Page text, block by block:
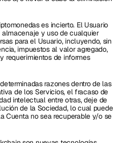
es incierto. El Usuario
y uso de cualquier
para el Usuario, incluyendo, sin
impuestos al valor agregado,
requerimientos de informes
razones dentro de las
de los Servicios, el fracaso de
intelectual entre otras, deje de
de la Sociedad, lo cual puede
Cuenta no sea recuperable y/o se